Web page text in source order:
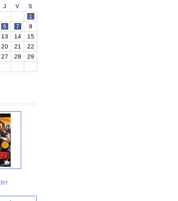
J V
S
1
6 7
8
13 14
15
20 21
22
27 28
29